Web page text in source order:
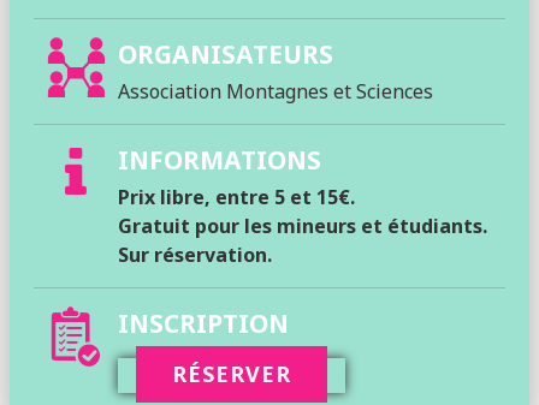
ORGANISATEURS
Association Montagnes et Sciences
INFORMATIONS
Prix libre, entre 5 et 15€.
Gratuit pour les mineurs et étudiants.
Sur réservation.
INSCRIPTION
RÉSERVER